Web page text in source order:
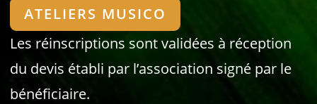
ATELIERS MUSICO
Les réinscriptions sont validées à réception
du devis établi par l’association signé par le
bénéficiaire.